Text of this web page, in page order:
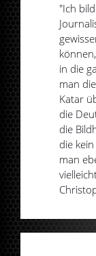
"Ich
in die
man
Katar
die
die
die
man